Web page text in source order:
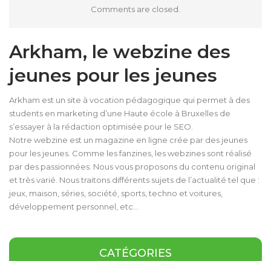
Comments are closed.
Arkham, le webzine des
jeunes pour les jeunes
Arkham est un site à vocation pédagogique qui permet à des
students en marketing d’une Haute école à Bruxelles de
s’essayer à la rédaction optimisée pour le SEO.
Notre webzine est un magazine en ligne crée par des jeunes
pour les jeunes. Comme les fanzines, les webzines sont réalisé
par des passionnées. Nous vous proposons du contenu original
et très varié. Nous traitons différents sujets de l’actualité tel que :
jeux, maison, séries, société, sports, techno et voitures,
développement personnel, etc…
CATÉGORIES